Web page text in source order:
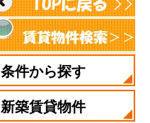
条件から探す
新築賃貸物件